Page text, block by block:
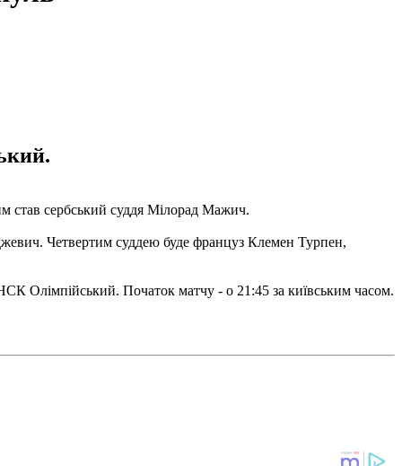
став сербський суддя Мілорад Мажич.
Четвертим суддею буде француз Клемен Турпен,
Олімпійський. Початок матчу - о 21:45 за київським часом.